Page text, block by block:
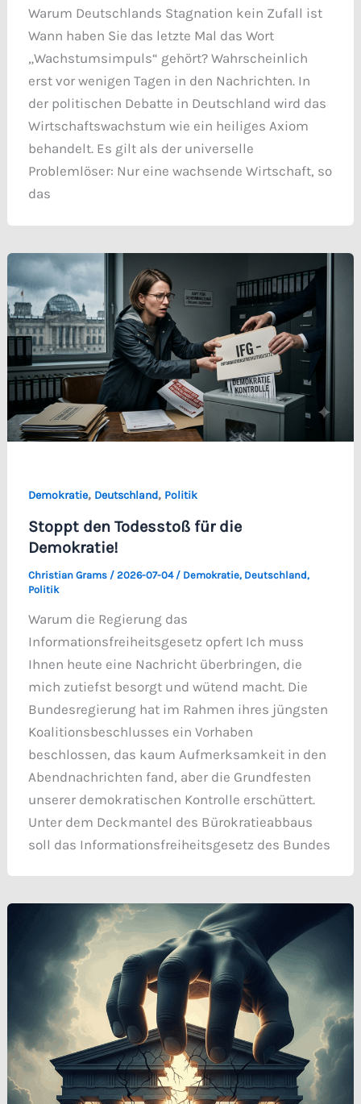
Warum Deutschlands Stagnation kein Zufall ist
Wann haben Sie das letzte Mal das Wort
„Wachstumsimpuls“ gehört? Wahrscheinlich
erst vor wenigen Tagen in den Nachrichten. In
der politischen Debatte in Deutschland wird das
Wirtschaftswachstum wie ein heiliges Axiom
behandelt. Es gilt als der universelle
Problemlöser: Nur eine wachsende Wirtschaft, so
das
Demokratie, Deutschland, Politik
Stoppt den Todesstoß für die
Demokratie!
Christian Grams / 2026-07-04 / Demokratie, Deutschland,
Politik
Warum die Regierung das
Informationsfreiheitsgesetz opfert Ich muss
Ihnen heute eine Nachricht überbringen, die
mich zutiefst besorgt und wütend macht. Die
Bundesregierung hat im Rahmen ihres jüngsten
Koalitionsbeschlusses ein Vorhaben
beschlossen, das kaum Aufmerksamkeit in den
Abendnachrichten fand, aber die Grundfesten
unserer demokratischen Kontrolle erschüttert.
Unter dem Deckmantel des Bürokratieabbaus
soll das Informationsfreiheitsgesetz des Bundes